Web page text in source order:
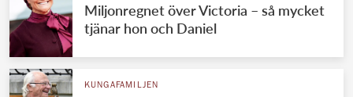
UTLÄNDSKT
VÄRLDENS KUNGAHUS
Miljonregnet över Victoria – så mycket
tjänar hon och Daniel
KUNGAFAMILJEN